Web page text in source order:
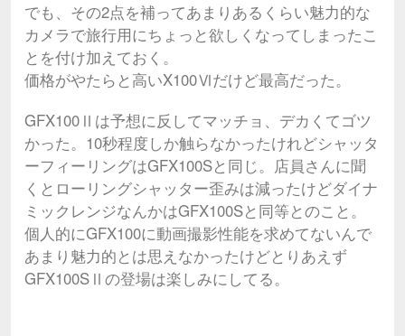
でも、その2点を補ってあまりあるくらい魅力的な
カメラで旅行用にちょっと欲しくなってしまったこ
とを付け加えておく。
価格がやたらと高いX100Ⅵだけど最高だった。
GFX100Ⅱは予想に反してマッチョ、デカくてゴツ
かった。10秒程度しか触らなかったけれどシャッタ
ーフィーリングはGFX100Sと同じ。店員さんに聞
くとローリングシャッター歪みは減ったけどダイナ
ミックレンジなんかはGFX100Sと同等とのこと。
個人的にGFX100に動画撮影性能を求めてないんで
あまり魅力的とは思えなかったけどとりあえず
GFX100SⅡの登場は楽しみにしてる。